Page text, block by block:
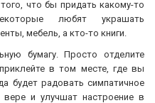
что бы придать какому-то
любят украшать
мебель, а кто-то книги.
бумагу. Просто отделите
в том месте, где вы
будет радовать симпатичное
и улучшат настроение в